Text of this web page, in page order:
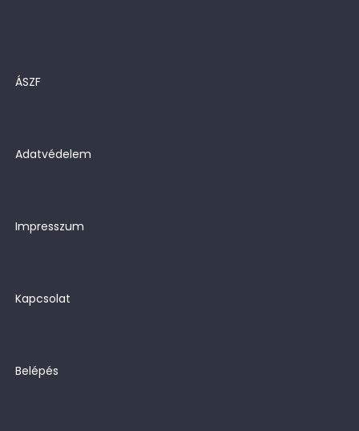
ÁSZF
Adatvédelem
Impresszum
Kapcsolat
Belépés